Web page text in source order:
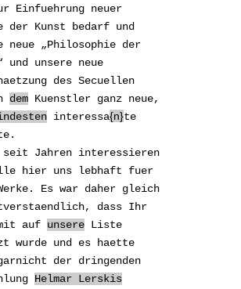
Einfuehrung neuer
der Kunst bedarf und
neue „Philosophie der
und unsere neue
desSecuellen
dem Kuenstler ganz neue,
interessa n te
seit Jahren interessieren
hier uns lebhaft fuer
Es war daher gleich
dass Ihr
mit auf unsere Liste
wurde und es haette
der dringenden
Helmar Lerskis